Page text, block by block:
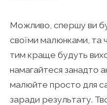
Можливо, спершу ви
своїми малюнками, та
тим краще будуть
намагайтеся занадто
малюйте просто для
заради результату.